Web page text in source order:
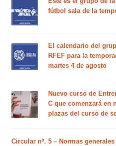
fútbol sala de la
El calendario del
RFEF para la
martes 4 de agosto
Nuevo curso de
C que comenzará en
plazas del curso de
Circular nº. 5 – Normas